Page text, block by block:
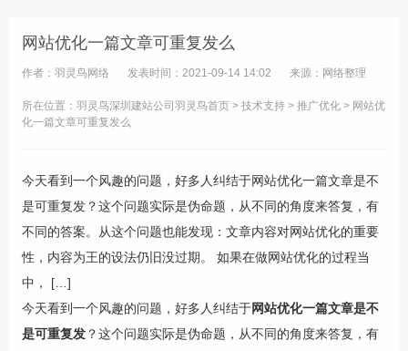
网站优化一篇文章可重复发么
作者：羽灵鸟网络 发表时间：2021-09-14 14:02 来源：网络整理
所在位置：羽灵鸟深圳建站公司 羽灵鸟首页> 技术支持> 推广优化> 网站优
化一篇文章可重复发么
今天看到一个风趣的问题，好多人纠结于网站优化一篇文章是不
是可重复发？这个问题实际是伪命题，从不同的角度来答复，有
不同的答案。从这个问题也能发现：文章内容对网站优化的重要
性，内容为王的设法仍旧没过期。 如果在做网站优化的过程当
中， […]
今天看到一个风趣的问题，好多人纠结于网站优化一篇文章是不
是可重复发？这个问题实际是伪命题，从不同的角度来答复，有